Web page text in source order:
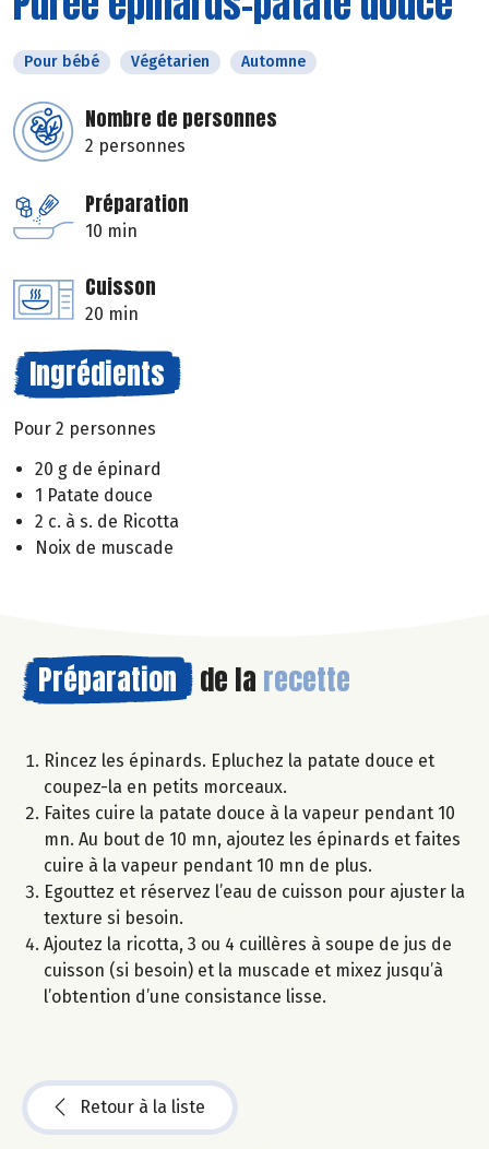
Pour bébé Végétarien Automne
Nombre de personnes
2 personnes
Préparation
10 min
Cuisson
20 min
Ingrédients
Pour 2 personnes
20 g de épinard
1 Patate douce
2 c. à s. de Ricotta
Noix de muscade
Préparation de la recette
Rincez les épinards. Epluchez la patate douce et
coupez-la en petits morceaux.
Faites cuire la patate douce à la vapeur pendant 10
mn. Au bout de 10 mn, ajoutez les épinards et faites
cuire à la vapeur pendant 10 mn de plus.
Egouttez et réservez l’eau de cuisson pour ajuster la
texture si besoin.
Ajoutez la ricotta, 3 ou 4 cuillères à soupe de jus de
cuisson (si besoin) et la muscade et mixez jusqu’à
l’obtention d’une consistance lisse.
Retour à la liste